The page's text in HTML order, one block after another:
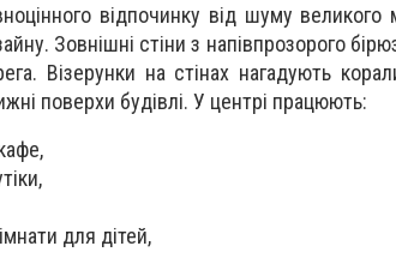
відпочинку від шуму
Зовнішні стіни з напівпрозорого
Візерунки на стінах нагадують
поверхи будівлі. У центрі працюють:
для дітей,